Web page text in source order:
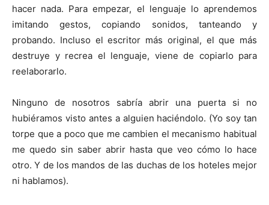
hacer nada. Para empezar, el lenguaje lo aprendemos
imitando gestos, copiando sonidos, tanteando y
probando. Incluso el escritor más original, el que más
destruye y recrea el lenguaje, viene de copiarlo para
reelaborarlo.
Ninguno de nosotros sabría abrir una puerta si no
hubiéramos visto antes a alguien haciéndolo. (Yo soy tan
torpe que a poco que me cambien el mecanismo habitual
me quedo sin saber abrir hasta que veo cómo lo hace
otro. Y de los mandos de las duchas de los hoteles mejor
ni hablamos).